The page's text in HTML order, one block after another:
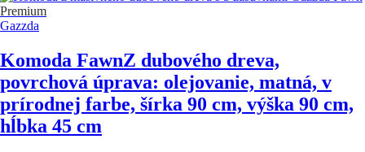
Premium
Gazzda
Komoda FawnZ dubového dreva,
povrchová úprava: olejovanie, matná, v
prírodnej farbe, šírka 90 cm, výška 90 cm,
hĺbka 45 cm